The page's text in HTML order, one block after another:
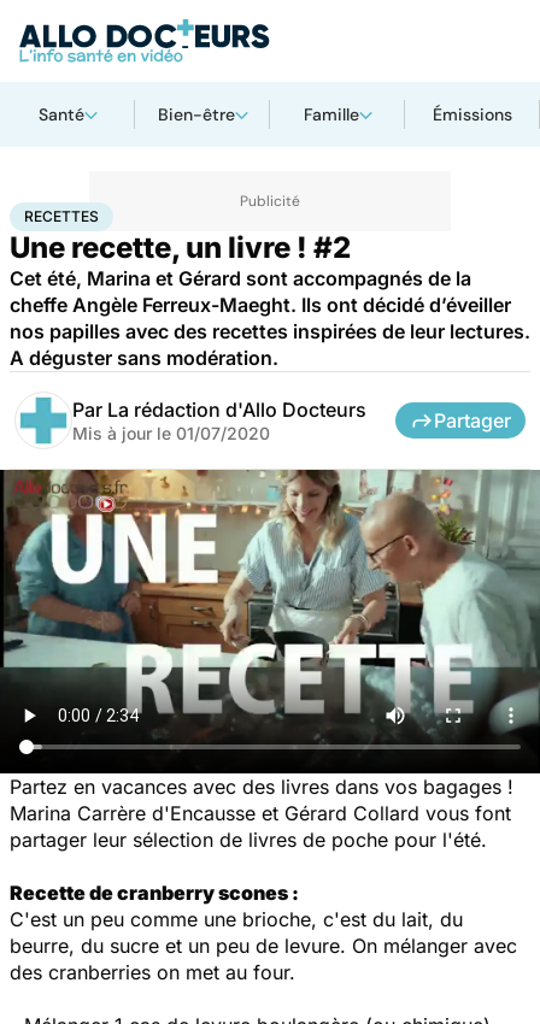
Santé Bien-être Famille Émissions
AccueilSantéRecettes
RECETTES
Une recette, un livre ! #2
Cet été, Marina et Gérard sont accompagnés de la
cheffe Angèle Ferreux-Maeght. Ils ont décidé d’éveiller
nos papilles avec des recettes inspirées de leur lectures.
A déguster sans modération.
Par La rédaction d'Allo Docteurs
Mis à jour le 01/07/2020
Partager
Partez en vacances avec des livres dans vos bagages !
Marina Carrère d'Encausse et Gérard Collard vous font
partager leur sélection de livres de poche pour l'été.
Recette de cranberry scones :
C'est un peu comme une brioche, c'est du lait, du
beurre, du sucre et un peu de levure. On mélanger avec
des cranberries on met au four.